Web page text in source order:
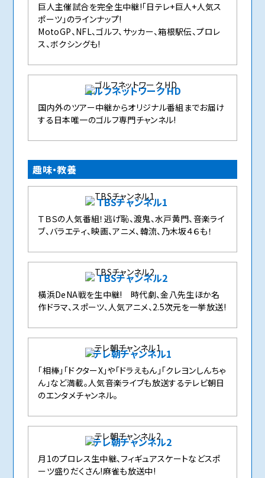
巨人主催試合を完全生中継!「日テレ+巨人+人気ス
ポーツ」のラインナップ!
MotoGP、NFL、ゴルフ、サッカー、箱根駅伝、プロレ
ス、ボクシングも!
ゴルフネットワーク HD
国内外のツアー中継からオリジナル番組までお届け
する日本唯一のゴルフ専門チャンネル!
趣味・教養
TBSチャンネル1
ＴＢＳの人気番組！逃げ恥、渡鬼、水戸黄門、音楽ライ
ブ、バラエティ、映画、アニメ、韓流、乃木坂４６も！
TBSチャンネル2
橫浜DeNA戦を生中継! 時代劇、金八先生ほか名
作ドラマ、スポーツ、人気アニメ、2.5次元を一挙放送!
テレ朝チャンネル1
「相棒」「ドクターX」や「ドラえもん」「クレヨンしんちゃ
ん」など満載。人気音楽ライブも放送するテレビ朝日
のエンタメチャンネル。
テレ朝チャンネル2
月1のプロレス生中継、フィギュアスケートなどスポ
ーツ盛りだくさん!麻雀も放送中!